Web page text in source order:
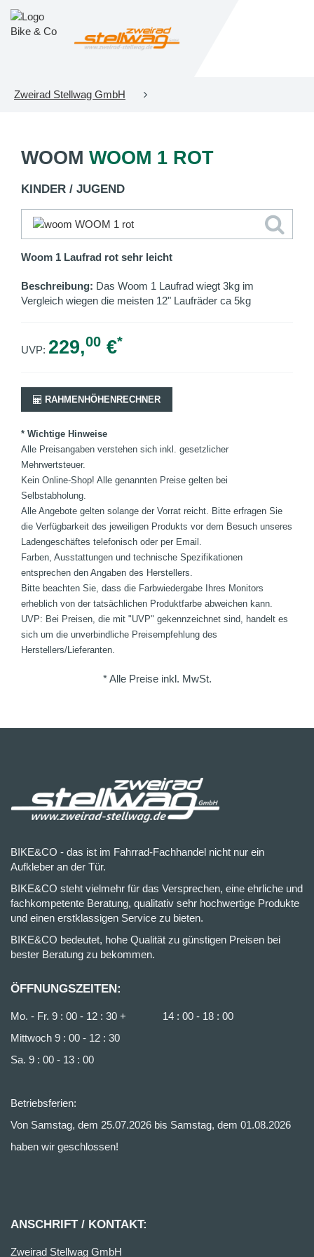
Zweirad Stellwag GmbH
WOOM WOOM 1 ROT
KINDER / JUGEND
Woom 1 Laufrad rot sehr leicht
Beschreibung: Das Woom 1 Laufrad wiegt 3kg im
Vergleich wiegen die meisten 12" Laufräder ca 5kg
UVP: 229,00 €*
RAHMENHÖHENRECHNER
* Wichtige Hinweise
Alle Preisangaben verstehen sich inkl. gesetzlicher
Mehrwertsteuer.
Kein Online-Shop! Alle genannten Preise gelten bei
Selbstabholung.
Alle Angebote gelten solange der Vorrat reicht. Bitte erfragen Sie
die Verfügbarkeit des jeweiligen Produkts vor dem Besuch unseres
Ladengeschäftes telefonisch oder per Email.
Farben, Ausstattungen und technische Spezifikationen
entsprechen den Angaben des Herstellers.
Bitte beachten Sie, dass die Farbwiedergabe Ihres Monitors
erheblich von der tatsächlichen Produktfarbe abweichen kann.
UVP: Bei Preisen, die mit "UVP" gekennzeichnet sind, handelt es
sich um die unverbindliche Preisempfehlung des
Herstellers/Lieferanten.
* Alle Preise inkl. MwSt.
BIKE&CO - das ist im Fahrrad-Fachhandel nicht nur ein
Aufkleber an der Tür.
BIKE&CO steht vielmehr für das Versprechen, eine ehrliche und
fachkompetente Beratung, qualitativ sehr hochwertige Produkte
und einen erstklassigen Service zu bieten.
BIKE&CO bedeutet, hohe Qualität zu günstigen Preisen bei
bester Beratung zu bekommen.
ÖFFNUNGSZEITEN:
Mo. - Fr. 9 : 00 - 12 : 30 + 14 : 00 - 18 : 00
Mittwoch 9 : 00 - 12 : 30
Sa. 9 : 00 - 13 : 00
Betriebsferien:
Von Samstag, dem 25.07.2026 bis Samstag, dem 01.08.2026
haben wir geschlossen!
ANSCHRIFT / KONTAKT:
Zweirad Stellwag GmbH